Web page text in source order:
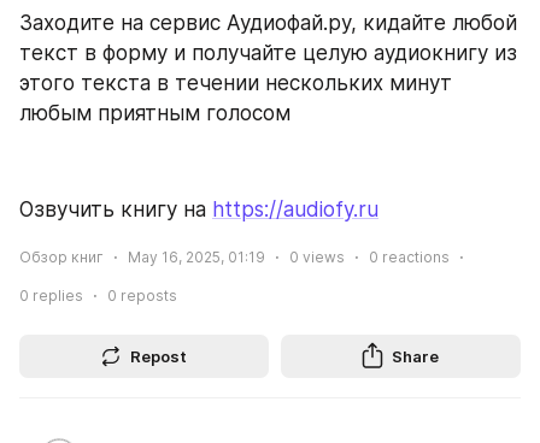
Заходите на сервис Аудиофай.ру, кидайте любой
текст в форму и получайте целую аудиокнигу из
этого текста в течении нескольких минут
любым приятным голосом
Озвучить книгу на https://audiofy.ru
Обзор книг May 16, 2025, 01:19 0 views 0 reactions
0 replies 0 reposts
Repost Share